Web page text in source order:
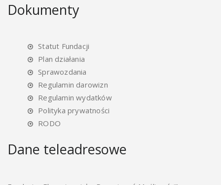
Dokumenty
Statut Fundacji
Plan działania
Sprawozdania
Regulamin darowizn
Regulamin wydatków
Polityka prywatności
RODO
Dane teleadresowe